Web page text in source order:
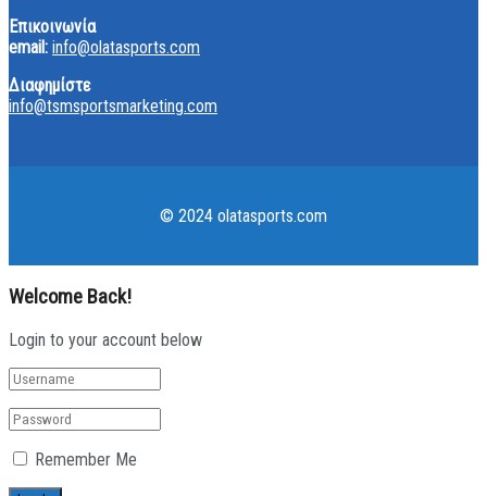
Επικοινωνία
email: info@olatasports.com
Διαφημίστε
info@tsmsportsmarketing.com
© 2024 olatasports.com
Welcome Back!
Login to your account below
Remember Me